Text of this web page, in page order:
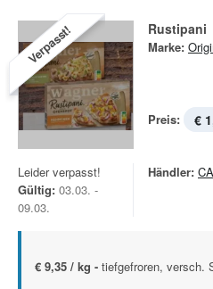
Verpasst! Rustipani
Marke:
Preis: €
Leider verpasst!
Gültig: 03.03. -
09.03.
Händler:
€ 9,35 / kg - tiefgefroren, versch.